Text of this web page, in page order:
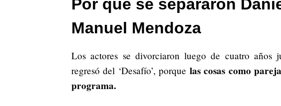
Por qué se separaron
Manuel Mendoza
Los actores se divorciaron luego de cuatro años
regresó del ‘Desafío’, porque las cosas como
programa.